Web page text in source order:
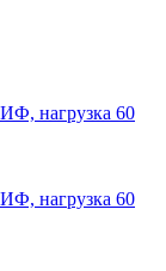
нагрузка 60
нагрузка 60